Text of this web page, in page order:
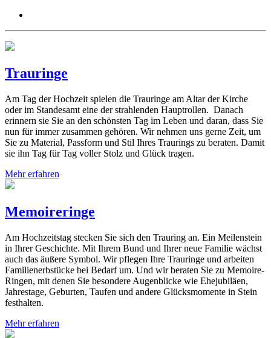
Trauringe
Am Tag der Hochzeit spielen die Trauringe am Altar der Kirche
oder im Standesamt eine der strahlenden Hauptrollen. Danach
erinnern sie Sie an den schönsten Tag im Leben und daran, dass Sie
nun für immer zusammen gehören. Wir nehmen uns gerne Zeit, um
Sie zu Material, Passform und Stil Ihres Traurings zu beraten. Damit
sie ihn Tag für Tag voller Stolz und Glück tragen.
Mehr erfahren
Memoireringe
Am Hochzeitstag stecken Sie sich den Trauring an. Ein Meilenstein
in Ihrer Geschichte. Mit Ihrem Bund und Ihrer neue Familie wächst
auch das äußere Symbol. Wir pflegen Ihre Trauringe und arbeiten
Familienerbstücke bei Bedarf um. Und wir beraten Sie zu Memoire-
Ringen, mit denen Sie besondere Augenblicke wie Ehejubiläen,
Jahrestage, Geburten, Taufen und andere Glücksmomente in Stein
festhalten.
Mehr erfahren